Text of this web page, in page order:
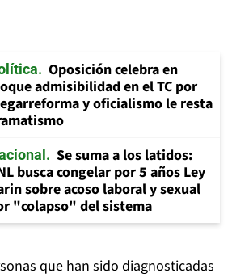
Oposición celebra en
admisibilidad en el TC por
y oficialismo le resta
Se suma a los latidos:
busca congelar por 5 años Ley
sobre acoso laboral y sexual
"colapso" del sistema
que han sido diagnosticadas